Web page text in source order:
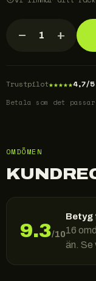
− 1 +
Trustpilot★★★★★4,7/5
Betala som det
OMDÖMEN
9.3/10
Betyg
16
än. Se